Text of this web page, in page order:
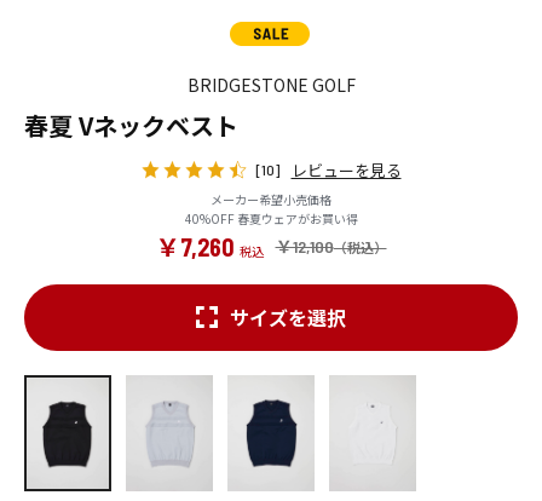
BRIDGESTONE GOLF
春夏 Vネックベスト
[10] レビューを見る
メーカー希望小売価格
40%OFF 春夏ウェアがお買い得
￥12,100
￥7,260
サイズを選択